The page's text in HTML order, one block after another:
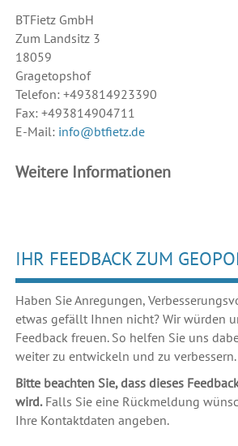
BTFietz GmbH
Zum Landsitz 3
18059
Gragetopshof
Telefon: +493814923390
Fax: +493814904711
E-Mail: info@btfietz.de
Weitere Informationen
IHR FEEDBACK ZUM
Haben Sie Anregungen,
etwas gefällt Ihnen nicht? Wir würden
Feedback freuen. So helfen Sie uns
weiter zu entwickeln und zu verbessern.
Bitte beachten Sie, dass dieses
wird.Falls Sie eine Rückmeldung
Ihre Kontaktdaten angeben.